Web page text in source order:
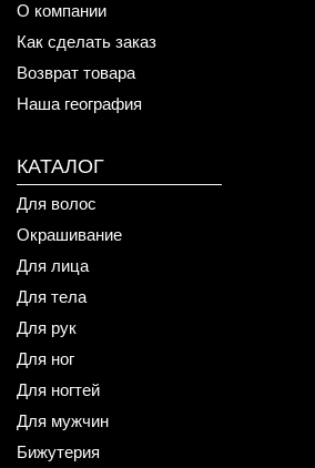
О компании
Как сделать заказ
Возврат товара
Наша география
КАТАЛОГ
Для волос
Окрашивание
Для лица
Для тела
Для рук
Для ног
Для ногтей
Для мужчин
Бижутерия